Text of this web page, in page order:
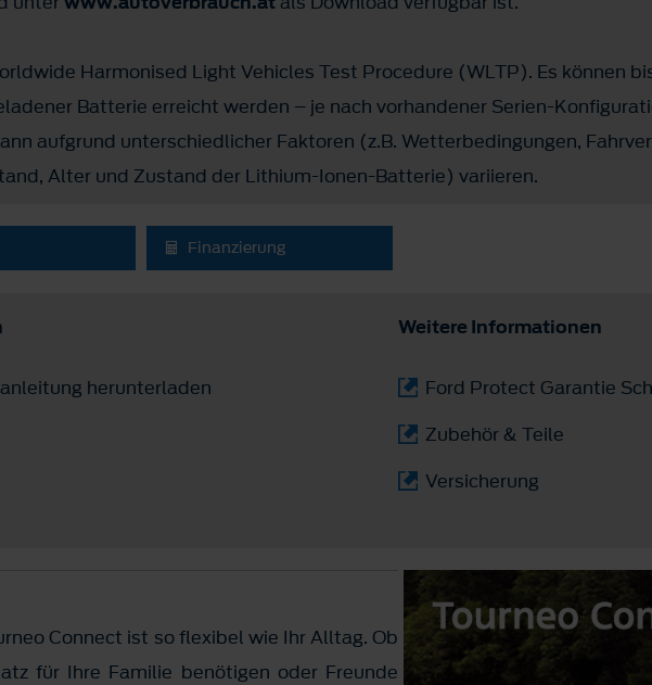
Harmonised Light Vehicles Test Procedure (WLTP). Es können bis
Batterie erreicht werden – je nach vorhandener Serien-
aufgrund unterschiedlicher Faktoren (z.B. Wetterbedingungen,
Alter und Zustand der Lithium-Ionen-Batterie) variieren.
Finanzierung
herunterladen
Weitere Informationen
Ford Protect Garantie
Zubehör & Teile
Versicherung
Connect ist so flexibel wie Ihr Alltag. Ob
für Ihre Familie benötigen oder Freunde